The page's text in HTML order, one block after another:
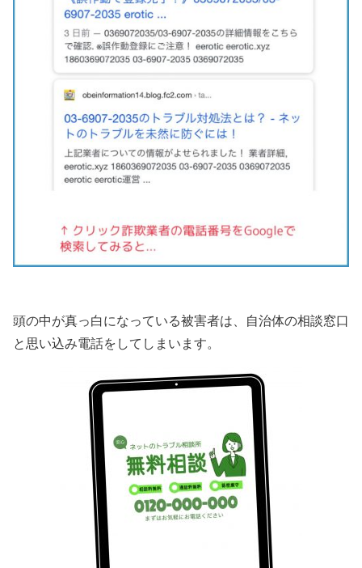
頭の中が真っ白になっている被害者は、自治体の相談窓口
と思い込み電話をしてしまいます。